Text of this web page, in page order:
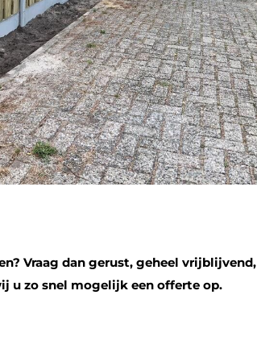
Vraag dan gerust, geheel vrijblijvend,
u zo snel mogelijk een offerte op.